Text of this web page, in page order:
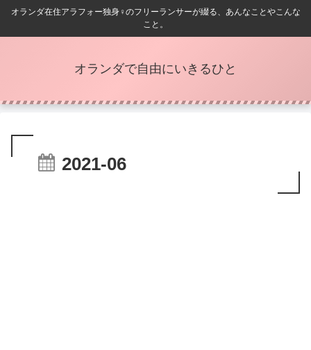
オランダ在住アラフォー独身♀️のフリーランサーが綴る、あんなことやこんな
こと。
オランダで自由にいきるひと
2021-06